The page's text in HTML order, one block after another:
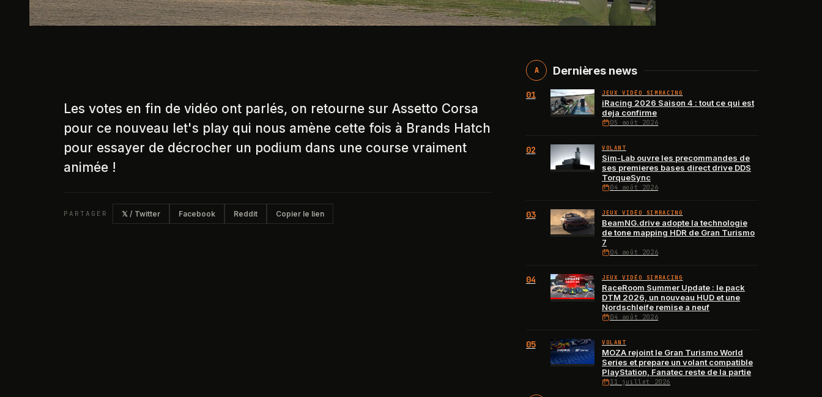
Les votes en fin de vidéo ont parlés, on retourne sur Assetto Corsa
pour ce nouveau let's play qui nous amène cette fois à Brands Hatch
pour essayer de décrocher un podium dans une course vraiment
animée !
PARTAGER 𝕏 / Twitter Facebook Reddit Copier le lien
A Dernières news
01 JEUX VIDÉO SIMRACING
iRacing 2026 Saison 4 : tout ce qui est
deja confirme
05 août 2026
02 VOLANT
Sim-Lab ouvre les precommandes de
ses premieres bases direct drive DDS
TorqueSync
04 août 2026
03 JEUX VIDÉO SIMRACING
BeamNG.drive adopte la technologie
de tone mapping HDR de Gran Turismo
7
04 août 2026
04 JEUX VIDÉO SIMRACING
RaceRoom Summer Update : le pack
DTM 2026, un nouveau HUD et une
Nordschleife remise a neuf
04 août 2026
05 VOLANT
MOZA rejoint le Gran Turismo World
Series et prepare un volant compatible
PlayStation, Fanatec reste de la partie
31 juillet 2026